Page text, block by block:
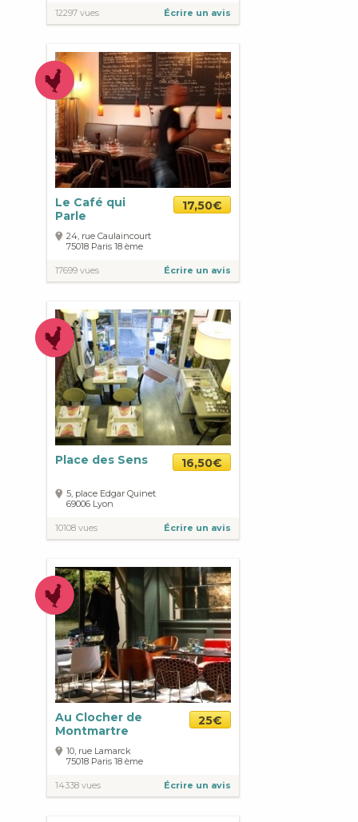
12297 vues Écrire un avis
Le Café qui
Parle
17,50€
24, rue Caulaincourt
75018 Paris 18 ème
17699 vues Écrire un avis
Place des Sens 16,50€
5, place Edgar Quinet
69006 Lyon
10108 vues Écrire un avis
Au Clocher de
Montmartre
25€
10, rue Lamarck
75018 Paris 18 ème
14338 vues Écrire un avis